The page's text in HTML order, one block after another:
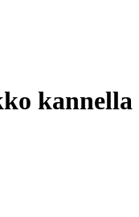
kannella